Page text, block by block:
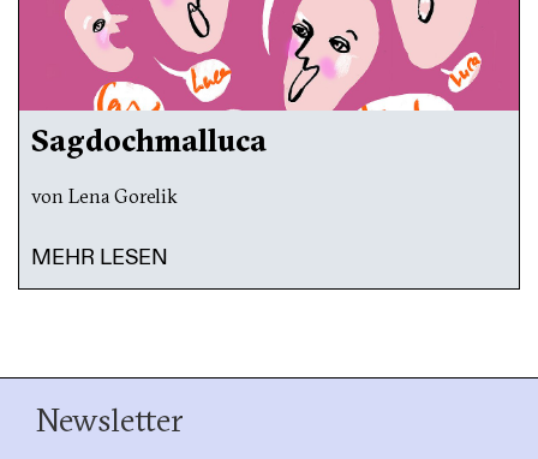
Sagdochmalluca
von Lena Gorelik
MEHR LESEN
Newsletter